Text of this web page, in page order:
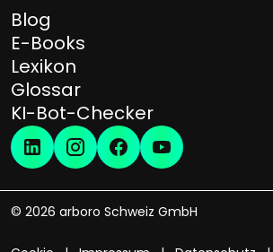
Blog
E-Books
Lexikon
Glossar
KI-Bot-Checker
© 2026 arboro Schweiz GmbH